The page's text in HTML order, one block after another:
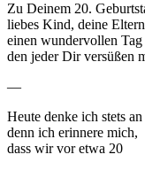
Zu Deinem 20.
liebes Kind, deine
einen wundervollen Tag
den jeder Dir versüßen
—
Heute denke ich stets
denn ich erinnere mich,
dass wir vor etwa 20